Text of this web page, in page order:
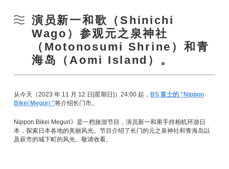
演员新一和歌（Shinichi
Wago）参观元之泉神社
（Motonosumi Shrine）和青
海岛（Aomi Island）。
从今天（2023 年 11 月 12 日[星期日]）24:00 起， BS 富士的 "Nippon
Bikei Meguri "将介绍长门市。
Nippon Bikei Meguri》是一档旅游节目，演员新一和果手持相机环游日
本，探索日本各地的美丽风光。节目介绍了长门的元之泉神社和青海岛以
及萩市的城下町的风光。敬请收看。